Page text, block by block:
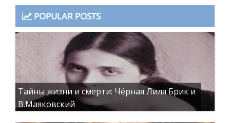
POPULAR POSTS
Тайны жизни и смерти: Чёрная Лиля Брик и
В.Маяковский